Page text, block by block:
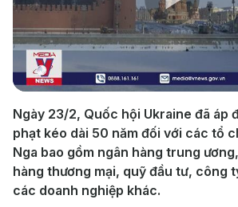
Ngày 23/2, Quốc hội Ukraine đã áp
phạt kéo dài 50 năm đối với các tổ
Nga bao gồm ngân hàng trung
hàng thương mại, quỹ đầu tư, công
các doanh nghiệp khác.